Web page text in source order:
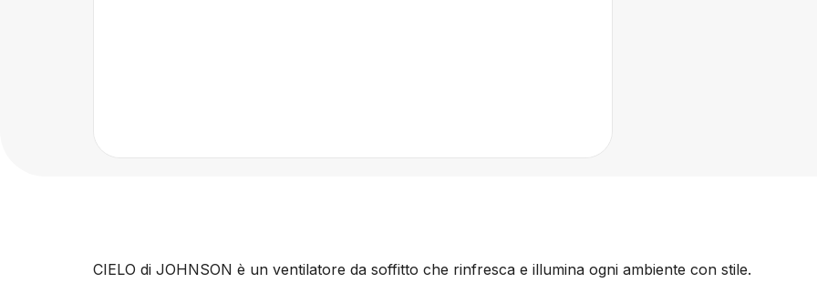
CIELO di JOHNSON è un ventilatore da soffitto che rinfresca e illumina ogni ambiente con stile.